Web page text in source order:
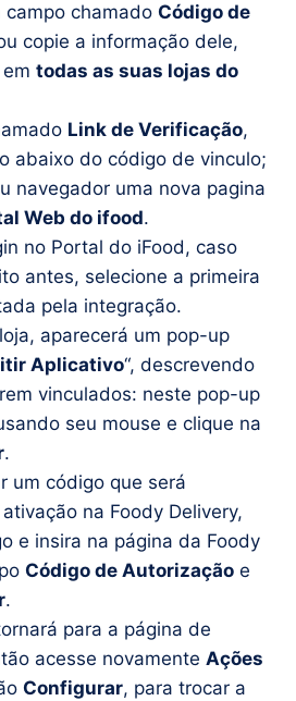
campo chamado Código de
copie a informação dele,
todas as suas lojas do
Link de Verificação,
abaixo do código de vinculo;
navegador uma nova pagina
Web do ifood.
no Portal do iFood, caso
antes, selecione a primeira
pela integração.
aparecerá um pop-up
Aplicativo“, descrevendo
vinculados: neste pop-up
seu mouse e clique na
.
um código que será
na Foody Delivery,
e insira na página da Foody
Código de Autorizaçãoe
.
para a página de
acesse novamente Ações
Configurar, para trocar a